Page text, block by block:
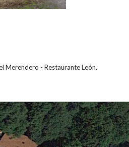
Merendero - Restaurante León.